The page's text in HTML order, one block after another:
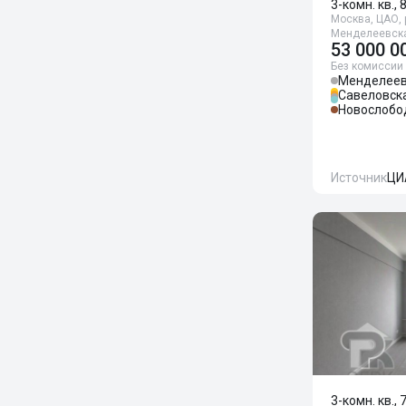
3-комн. кв.,
Москва, ЦАО,
53 000
Без комиссии
Источник
3-комн. кв.,